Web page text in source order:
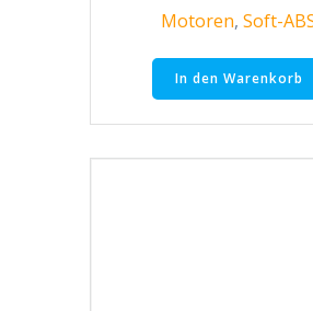
Motoren,Soft-
In den Warenkorb